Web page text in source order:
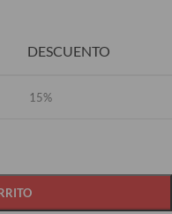
DESCUENTO
15%